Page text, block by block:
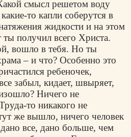
смысл решетом воду
то капли соберутся в
жидкости и на этом
получил всего Христа.
вошло в тебя. Но ты
– и что? Особенно это
ребеночек,
забыл, кидает, швыряет,
Ничего не
то никакого не
же вышло, ничего человек
все, дано больше, чем